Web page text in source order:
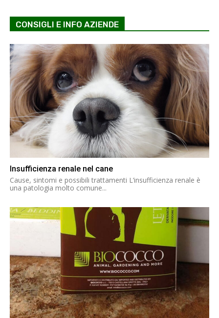
CONSIGLI E INFO AZIENDE
Insufficienza renale nel cane
Cause, sintomi e possibili trattamenti L’insufficienza renale è
una patologia molto comune...